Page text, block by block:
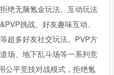
绝无脑氪金玩法。互动玩法
挑战、好友趣味互动、
超多好友社交玩法。PVP方
场、地下乱斗场等一系列竞
公平竞技对战模式，拒绝氪